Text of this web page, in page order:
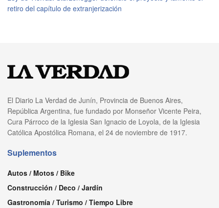
retiro del capítulo de extranjerización
El Diario La Verdad de Junín, Provincia de Buenos Aires,
República Argentina, fue fundado por Monseñor Vicente Peira,
Cura Párroco de la Iglesia San Ignacio de Loyola, de la Iglesia
Católica Apostólica Romana, el 24 de noviembre de 1917.
Suplementos
Autos / Motos / Bike
Construcción / Deco / Jardín
Gastronomía / Turismo / Tiempo Libre